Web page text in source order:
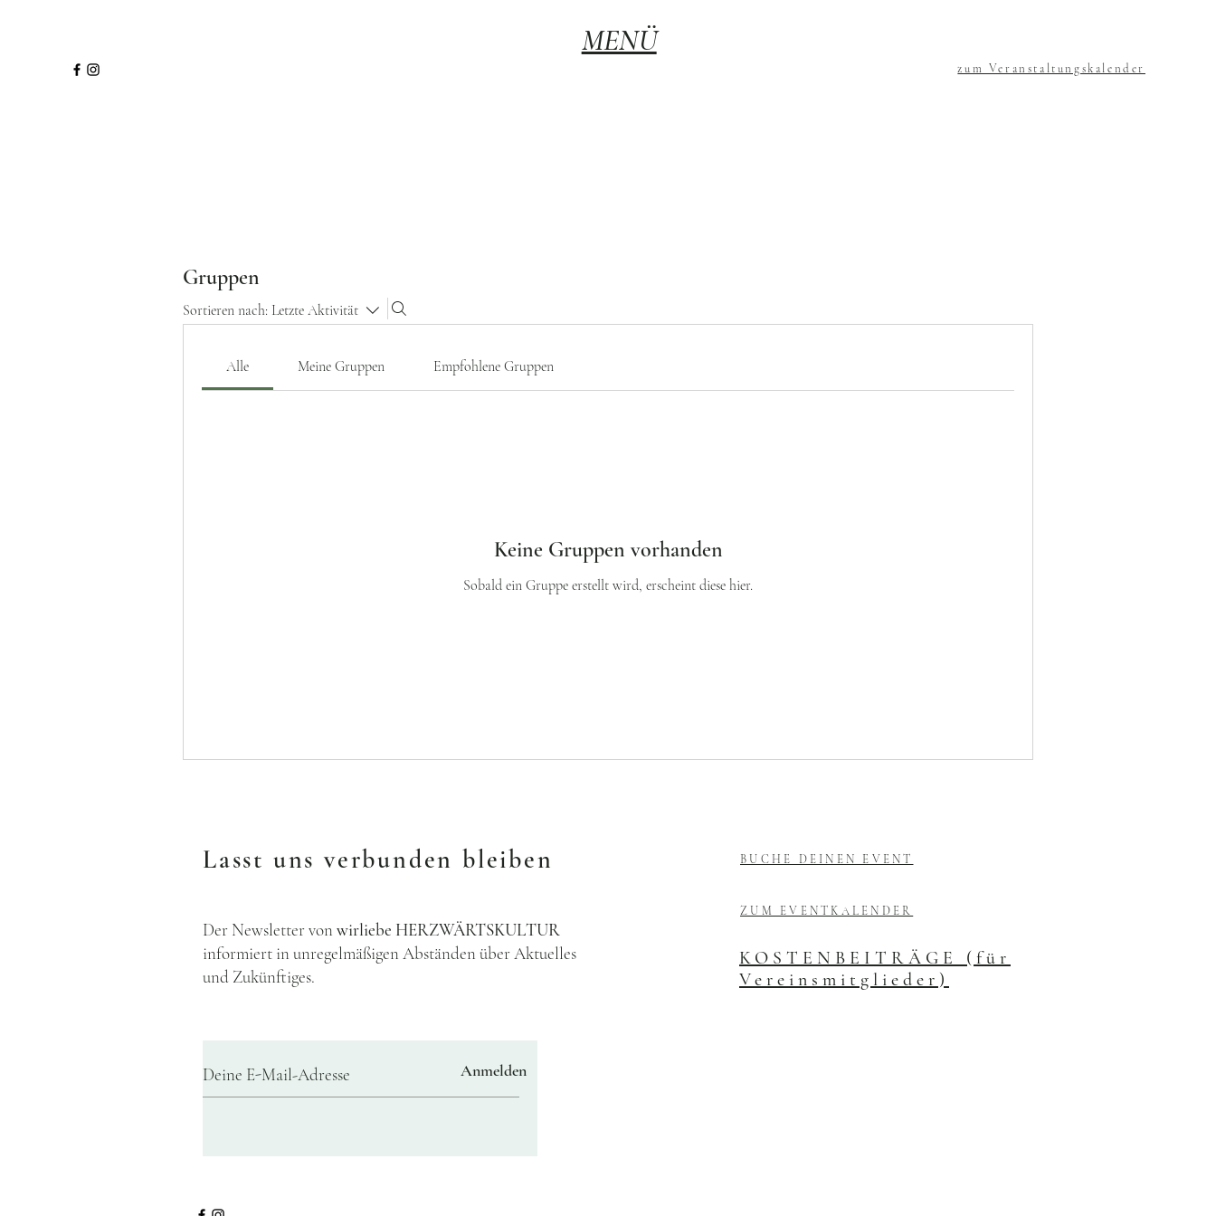
MENÜ
zum Veranstaltungskalender
Gruppen
Sortieren nach: Letzte Aktivität
Alle Meine Gruppen Empfohlene Gruppen
Keine Gruppen vorhanden
Sobald ein Gruppe erstellt wird, erscheint diese hier.
Lasst uns verbunden bleiben BUCHE DEINEN EVENT
ZUM EVENTKALENDER
Der Newsletter von wirliebe HERZWÄRTSKULTUR
informiert in unregelmäßigen Abständen über Aktuelles
und Zukünftiges.
KOSTENBEITRÄGE (für
Vereinsmitglieder)
Anmelden